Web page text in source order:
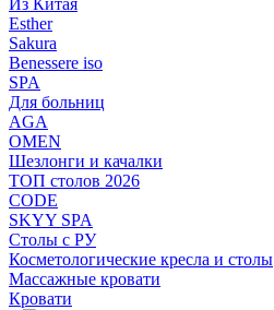
Из Китая
Esther
Sakura
Benessere iso
SPA
Для больниц
AGA
OMEN
Шезлонги и качалки
ТОП столов 2026
CODE
SKYY SPA
Столы с РУ
Косметологические кресла и столы
Массажные кровати
Кровати